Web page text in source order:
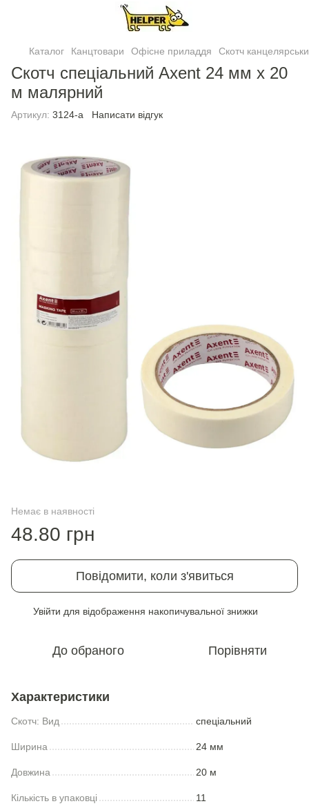
Каталог Канцтовари Офісне приладдя Скотч
Скотч спеціальний Axent 24 мм х 20
м малярний
Артикул: 3124-a Написати відгук
Немає в наявності
48.80 грн
Повідомити, коли з'явиться
Увійти для відображення накопичувальної знижки
До обраного Порівняти
Характеристики
Скотч: Вид спеціальний
Ширина 24 мм
Довжина 20 м
Кількість в упаковці 11